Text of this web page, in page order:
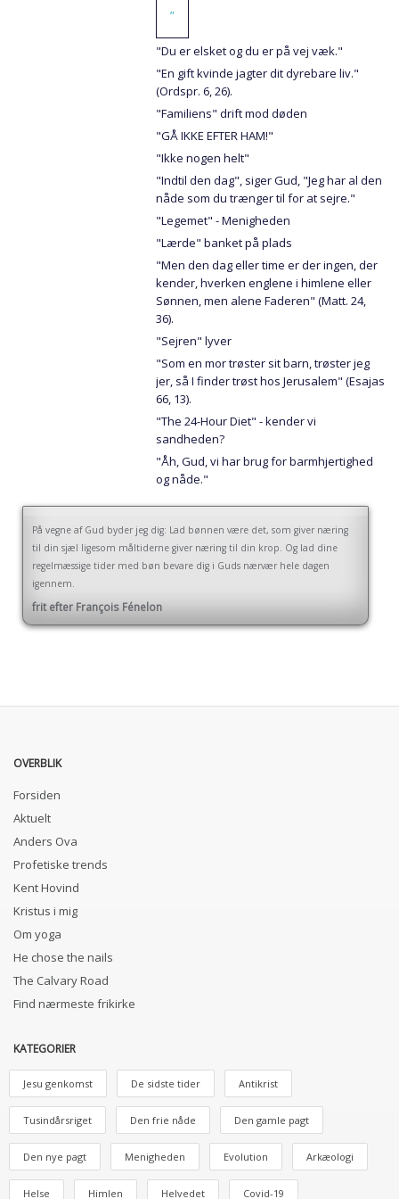
”
"Du er elsket og du er på vej væk."
"En gift kvinde jagter dit dyrebare liv."
(Ordspr. 6, 26).
"Familiens" drift mod døden
"GÅ IKKE EFTER HAM!"
"Ikke nogen helt"
"Indtil den dag", siger Gud, "Jeg har al den
nåde som du trænger til for at sejre."
"Legemet" - Menigheden
"Lærde" banket på plads
"Men den dag eller time er der ingen, der
kender, hverken englene i himlene eller
Sønnen, men alene Faderen" (Matt. 24,
36).
"Sejren" lyver
"Som en mor trøster sit barn, trøster jeg
jer, så I finder trøst hos Jerusalem" (Esajas
66, 13).
"The 24-Hour Diet" - kender vi
sandheden?
"Åh, Gud, vi har brug for barmhjertighed
og nåde."
På vegne af Gud byder jeg dig: Lad bønnen være det, som giver næring
til din sjæl ligesom måltiderne giver næring til din krop. Og lad dine
regelmæssige tider med bøn bevare dig i Guds nærvær hele dagen
igennem.
frit efter François Fénelon
OVERBLIK
Forsiden
Aktuelt
Anders Ova
Profetiske trends
Kent Hovind
Kristus i mig
Om yoga
He chose the nails
The Calvary Road
Find nærmeste frikirke
KATEGORIER
Jesu genkomst De sidste tider Antikrist
Tusindårsriget Den frie nåde Den gamle pagt
Den nye pagt Menigheden Evolution Arkæologi
Helse Himlen Helvedet Covid-19